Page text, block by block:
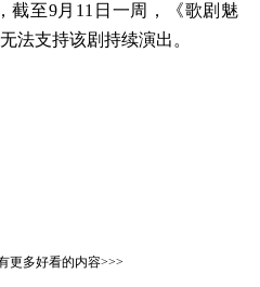
截至9月11日一周，《歌剧魅
法支持该剧持续演出。
更多好看的内容>>>